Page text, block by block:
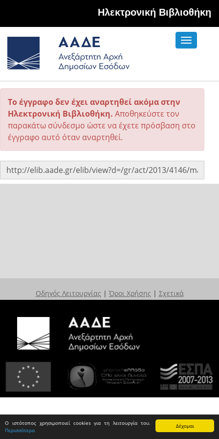
Δέχομαι
Ο ιστότοπος χρησιμοποιεί cookies για τη λειτουργία του.
Περισσότερα
Hλεκτρονική Βιβλιοθήκη
Toggle
Το έγγραφο δεν έχει αναρτηθεί ακόμα στην
Ηλεκτρονική Βιβλιοθήκη. Αποθηκεύστε τον
παρακάτω σύνδεσμο ώστε να έχετε πρόσβαση στο
έγγραφο αυτό όταν αναρτηθεί.
Οδηγός Λειτουργίας | Όροι Χρήσης | Σχετικά